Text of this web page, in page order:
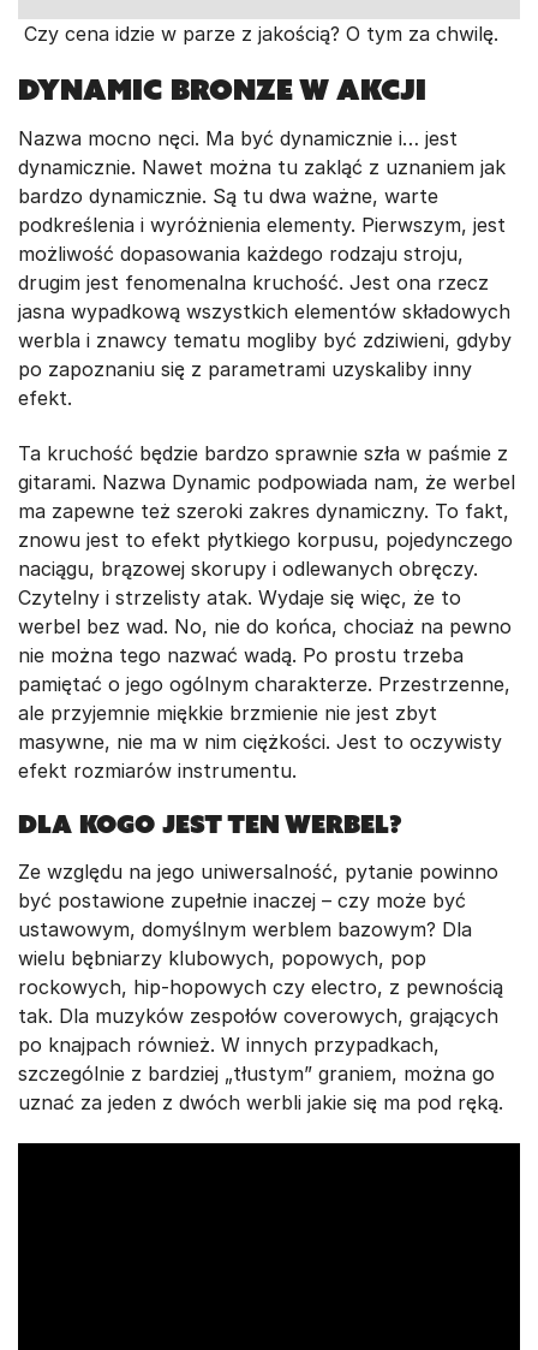
Czy cena idzie w parze z jakością? O tym za chwilę.
Dynamic Bronze w akcji
Nazwa mocno nęci. Ma być dynamicznie i… jest
dynamicznie. Nawet można tu zakląć z uznaniem jak
bardzo dynamicznie. Są tu dwa ważne, warte
podkreślenia i wyróżnienia elementy. Pierwszym, jest
możliwość dopasowania każdego rodzaju stroju,
drugim jest fenomenalna kruchość. Jest ona rzecz
jasna wypadkową wszystkich elementów składowych
werbla i znawcy tematu mogliby być zdziwieni, gdyby
po zapoznaniu się z parametrami uzyskaliby inny
efekt.
Ta kruchość będzie bardzo sprawnie szła w paśmie z
gitarami. Nazwa Dynamic podpowiada nam, że werbel
ma zapewne też szeroki zakres dynamiczny. To fakt,
znowu jest to efekt płytkiego korpusu, pojedynczego
naciągu, brązowej skorupy i odlewanych obręczy.
Czytelny i strzelisty atak. Wydaje się więc, że to
werbel bez wad. No, nie do końca, chociaż na pewno
nie można tego nazwać wadą. Po prostu trzeba
pamiętać o jego ogólnym charakterze. Przestrzenne,
ale przyjemnie miękkie brzmienie nie jest zbyt
masywne, nie ma w nim ciężkości. Jest to oczywisty
efekt rozmiarów instrumentu.
Dla kogo jest ten werbel?
Ze względu na jego uniwersalność, pytanie powinno
być postawione zupełnie inaczej – czy może być
ustawowym, domyślnym werblem bazowym? Dla
wielu bębniarzy klubowych, popowych, pop
rockowych, hip-hopowych czy electro, z pewnością
tak. Dla muzyków zespołów coverowych, grających
po knajpach również. W innych przypadkach,
szczególnie z bardziej „tłustym” graniem, można go
uznać za jeden z dwóch werbli jakie się ma pod ręką.